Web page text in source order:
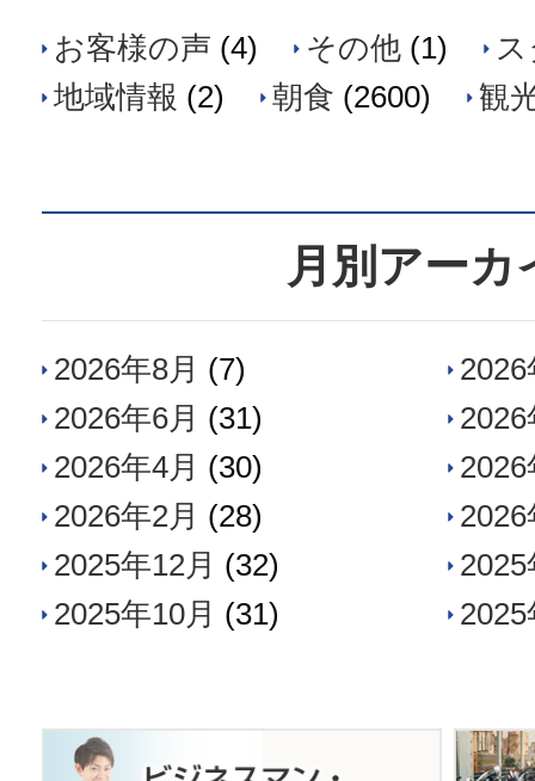
お客様の声 (4) その他 (1)
地域情報 (2) 朝食 (2600) 観
月別アーカ
2026年8月 (7)
2026年6月 (31)
2026年4月 (30)
2026年2月 (28)
2025年12月 (32)
2025年10月 (31)